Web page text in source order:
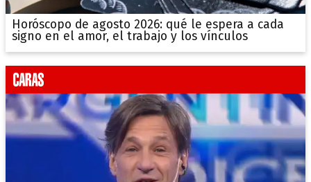
Horóscopo de agosto 2026: qué le espera a cada
signo en el amor, el trabajo y los vínculos